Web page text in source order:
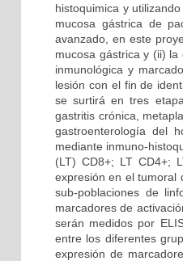
histoquimica y
mucosa gástrica de
avanzado, en este
mucosa gástrica y (ii)
inmunológica y
lesión con el fin de
se surtirá en tres
gastritis crónica,
gastroenterología del
mediante inmuno-
(LT) CD8+; LT CD4+;
expresión en el tumoral
sub-poblaciones de
marcadores de
serán medidos por
entre los diferentes
expresión de